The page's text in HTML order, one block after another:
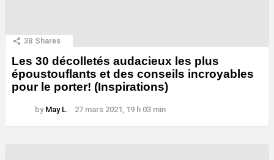
38 Shares
Les 30 décolletés audacieux les plus
époustouflants et des conseils incroyables
pour le porter! (Inspirations)
by May L. 27 mars 2021, 19 h 03 min